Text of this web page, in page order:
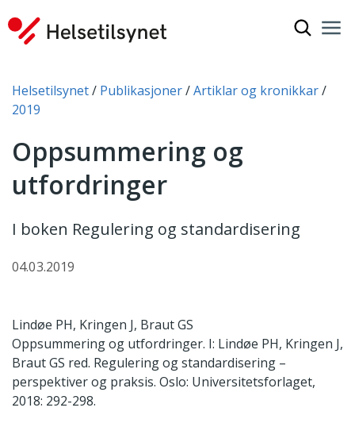
Du er her:
Helsetilsynet Publikasjoner
Artiklar og kronikkar
2019
Oppsummering og
utfordringer
I boken Regulering og standardisering
04.03.2019
Lindøe PH, Kringen J, Braut GS
Oppsummering og utfordringer. I: Lindøe PH, Kringen J,
Braut GS red. Regulering og standardisering –
perspektiver og praksis. Oslo: Universitetsforlaget,
2018: 292-298.